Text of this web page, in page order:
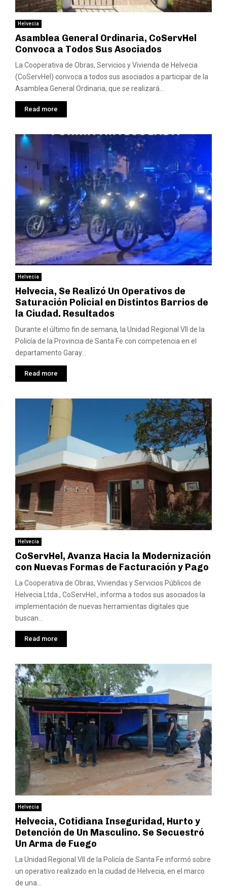
Helvecia
Asamblea General Ordinaria, CoServHel
Convoca a Todos Sus Asociados
La Cooperativa de Obras, Servicios y Vivienda de Helvecia
(CoServHel) convoca a todos sus asociados a participar de la
Asamblea General Ordinaria, que se realizará...
Read more
Helvecia
Helvecia, Se Realizó Un Operativos de
Saturación Policial en Distintos Barrios de
la Ciudad. Resultados
Durante el último fin de semana, la Unidad Regional VII de la
Policía de la Provincia de Santa Fe con competencia en el
departamento Garay...
Read more
Helvecia
CoServHel, Avanza Hacia la Modernización
con Nuevas Formas de Facturación y Pago
La Cooperativa de Obras, Viviendas y Servicios Públicos de
Helvecia Ltda., CoServHel., informa a todos sus asociados la
implementación de nuevas herramientas digitales que
buscan...
Read more
Helvecia
Helvecia, Cotidiana Inseguridad, Hurto y
Detención de Un Masculino. Se Secuestró
Un Arma de Fuego
La Unidad Regional VII de la Policía de Santa Fe informó sobre
un operativo realizado en la ciudad de Helvecia, en el marco
de una...